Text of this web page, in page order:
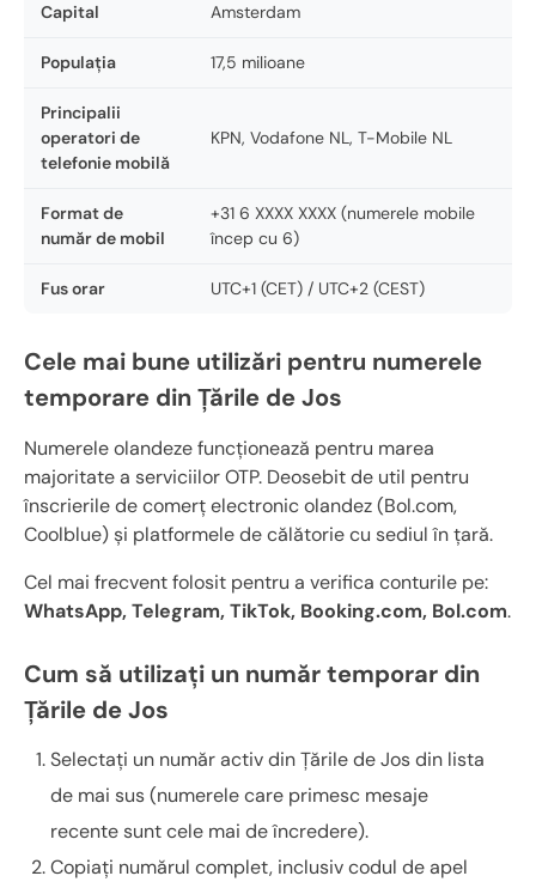
Capital Amsterdam
Populația 17,5 milioane
Principalii
operatori de
telefonie mobilă
KPN, Vodafone NL, T-Mobile NL
Format de
număr de mobil
+31 6 XXXX XXXX (numerele mobile
încep cu 6)
Fus orar UTC+1 (CET) / UTC+2 (CEST)
Cele mai bune utilizări pentru numerele
temporare din Țările de Jos
Numerele olandeze funcționează pentru marea
majoritate a serviciilor OTP. Deosebit de util pentru
înscrierile de comerț electronic olandez (Bol.com,
Coolblue) și platformele de călătorie cu sediul în țară.
Cel mai frecvent folosit pentru a verifica conturile pe:
WhatsApp, Telegram, TikTok, Booking.com, Bol.com.
Cum să utilizați un număr temporar din
Țările de Jos
Selectați un număr activ din Țările de Jos din lista
de mai sus (numerele care primesc mesaje
recente sunt cele mai de încredere).
Copiați numărul complet, inclusiv codul de apel